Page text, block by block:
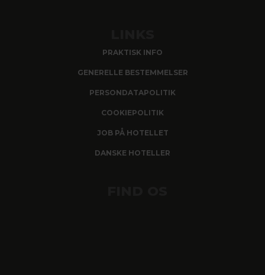
PRAKTISK INFO
GENERELLE BESTEMMELSER
PERSONDATAPOLITIK
COOKIEPOLITIK
JOB PÅ HOTELLET
DANSKE HOTELLER